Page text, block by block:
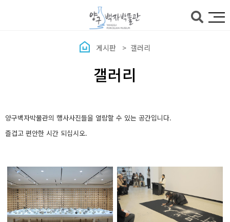
게시판 갤러리
갤러리
양구백자박물관의 행사사진들을 열람할 수 있는 공간입니다.
즐겁고 편안한 시간 되십시오.